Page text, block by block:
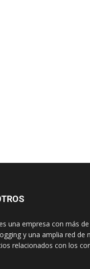
una empresa con más
y una amplia red de
relacionados con los